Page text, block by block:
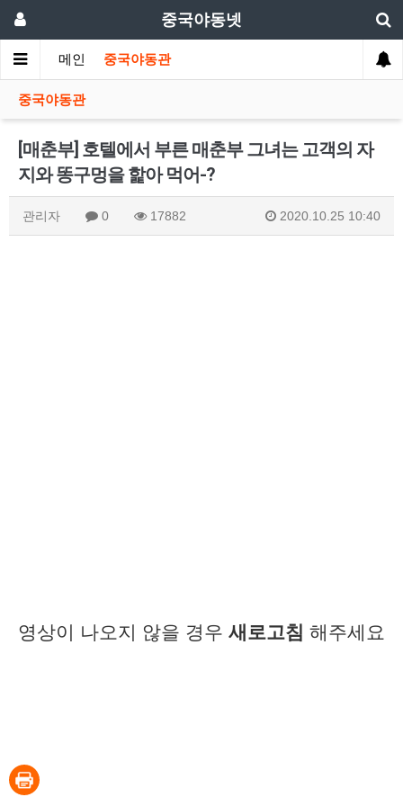
중국야동넷
메인 중국야동관
중국야동관
[매춘부] 호텔에서 부른 매춘부 그녀는 고객의 자
지와 똥구멍을 핥아 먹어-?
관리자 0 17882 2020.10.25 10:40
영상이 나오지 않을 경우 새로고침 해주세요